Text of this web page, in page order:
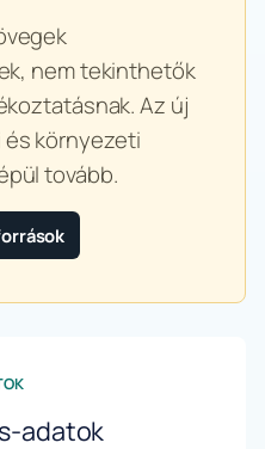
nem tekinthetők
Az új
környezeti
tovább.
adatok